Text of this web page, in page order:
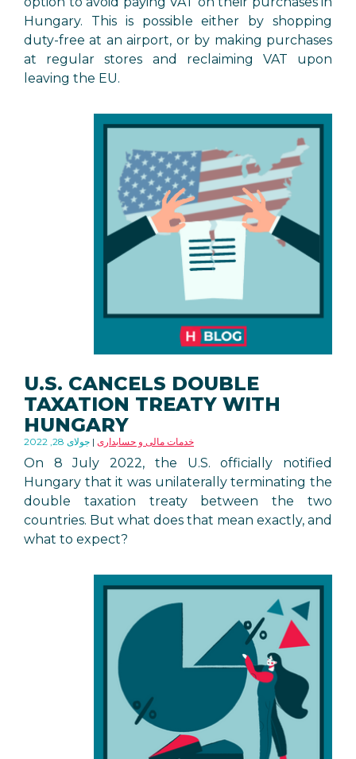
Hungary. This is possible either by shopping
duty-free at an airport, or by making purchases
at regular stores and reclaiming VAT upon
leaving the EU.
U.S. CANCELS DOUBLE
TAXATION TREATY WITH
HUNGARY
جولای 28, 2022 خدمات مالی و حسابداری
On 8 July 2022, the U.S. officially notified
Hungary that it was unilaterally terminating the
double taxation treaty between the two
countries. But what does that mean exactly, and
what to expect?